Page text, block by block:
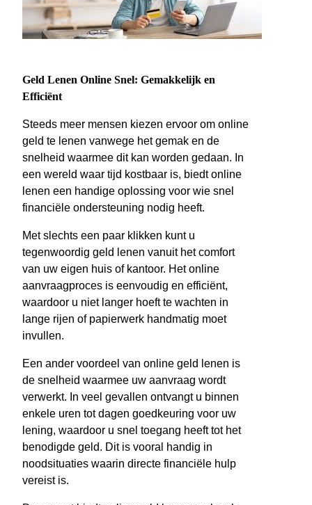
Geld Lenen Online Snel: Gemakkelijk en
Efficiënt
Steeds meer mensen kiezen ervoor om online
geld te lenen vanwege het gemak en de
snelheid waarmee dit kan worden gedaan. In
een wereld waar tijd kostbaar is, biedt online
lenen een handige oplossing voor wie snel
financiële ondersteuning nodig heeft.
Met slechts een paar klikken kunt u
tegenwoordig geld lenen vanuit het comfort
van uw eigen huis of kantoor. Het online
aanvraagproces is eenvoudig en efficiënt,
waardoor u niet langer hoeft te wachten in
lange rijen of papierwerk handmatig moet
invullen.
Een ander voordeel van online geld lenen is
de snelheid waarmee uw aanvraag wordt
verwerkt. In veel gevallen ontvangt u binnen
enkele uren tot dagen goedkeuring voor uw
lening, waardoor u snel toegang heeft tot het
benodigde geld. Dit is vooral handig in
noodsituaties waarin directe financiële hulp
vereist is.